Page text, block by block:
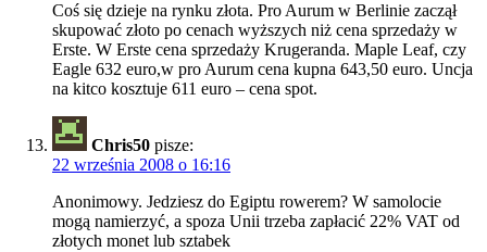
Coś się dzieje na rynku złota. Pro Aurum w Berlinie zaczął
skupować złoto po cenach wyższych niż cena sprzedaży w
Erste. W Erste cena sprzedaży Krugeranda. Maple Leaf, czy
Eagle 632 euro,w pro Aurum cena kupna 643,50 euro. Uncja
na kitco kosztuje 611 euro – cena spot.
Chris50 pisze:
22 września 2008 o 16:16
Anonimowy. Jedziesz do Egiptu rowerem? W samolocie
mogą namierzyć, a spoza Unii trzeba zapłacić 22% VAT od
złotych monet lub sztabek